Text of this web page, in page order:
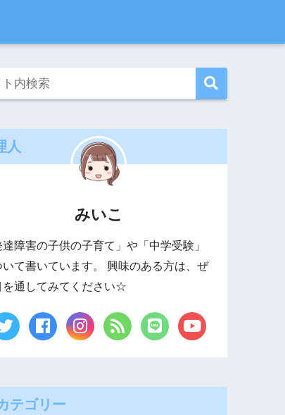
人
みいこ
達障害の子供の子育て」や「中学受験」
いて書いています。 興味のある方は、ぜ
を通してみてください☆
テゴリー